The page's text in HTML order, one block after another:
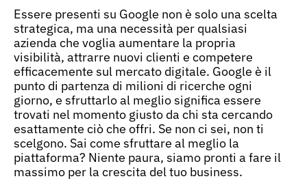
Essere presenti su Google non è solo una scelta
strategica, ma una necessità per qualsiasi
azienda che voglia aumentare la propria
visibilità, attrarre nuovi clienti e competere
efficacemente sul mercato digitale. Google è il
punto di partenza di milioni di ricerche ogni
giorno, e sfruttarlo al meglio significa essere
trovati nel momento giusto da chi sta cercando
esattamente ciò che offri. Se non ci sei, non ti
scelgono. Sai come sfruttare al meglio la
piattaforma? Niente paura, siamo pronti a fare il
massimo per la crescita del tuo business.